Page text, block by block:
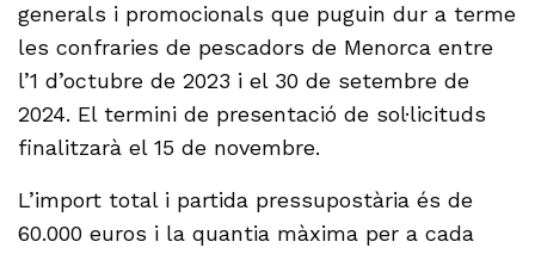
generals i promocionals que puguin dur a terme
les confraries de pescadors de Menorca entre
l’1 d’octubre de 2023 i el 30 de setembre de
2024. El termini de presentació de sol·licituds
finalitzarà el 15 de novembre.
L’import total i partida pressupostària és de
60.000 euros i la quantia màxima per a cada